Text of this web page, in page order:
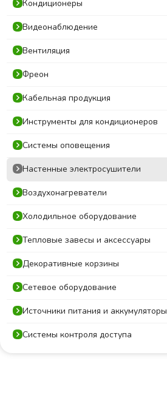
Кондиционеры
Видеонаблюдение
Вентиляция
Фреон
Кабельная продукция
Инструменты для кондиционеров
Системы оповещения
Настенные электросушители
Воздухонагреватели
Холодильное оборудование
Тепловые завесы и аксессуары
Декоративные корзины
Сетевое оборудование
Источники питания и аккумуляторы
Системы контроля доступа